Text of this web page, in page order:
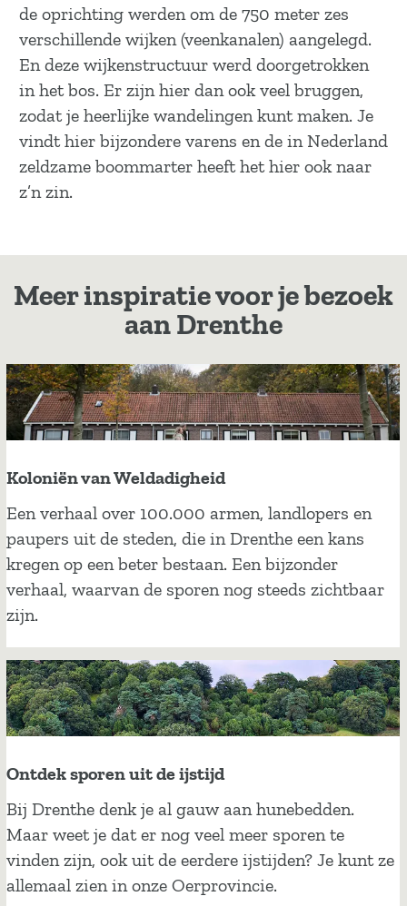
de oprichting werden om de 750 meter zes
verschillende wijken (veenkanalen) aangelegd.
En deze wijkenstructuur werd doorgetrokken
in het bos. Er zijn hier dan ook veel bruggen,
zodat je heerlijke wandelingen kunt maken. Je
vindt hier bijzondere varens en de in Nederland
zeldzame boommarter heeft het hier ook naar
z’n zin.
Meer inspiratie voor je bezoek
aan Drenthe
Koloniën van Weldadigheid
K
o
l
o
n
ë
n
v
a
n
e
l
d
a
Een verhaal over 100.000 armen, landlopers en
paupers uit de steden, die in Drenthe een kans
kregen op een beter bestaan. Een bijzonder
verhaal, waarvan de sporen nog steeds zichtbaar
zijn.
Ontdek sporen uit de ijstijd
O
n
t
d
Bij Drenthe denk je al gauw aan hunebedden.
Maar weet je dat er nog veel meer sporen te
vinden zijn, ook uit de eerdere ijstijden? Je kunt ze
allemaal zien in onze Oerprovincie.